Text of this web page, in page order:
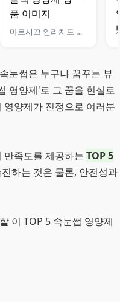
마르시끄 인리치드 속눈썹 블랙 영양제
눈썹은 누구나 꿈꾸는 뷰
영양제'로 그 꿈을 현실로
양제가 진정으로 여러분
만족도를 제공하는 TOP 5
하는 것은 물론, 안전성과
이 TOP 5 속눈썹 영양제